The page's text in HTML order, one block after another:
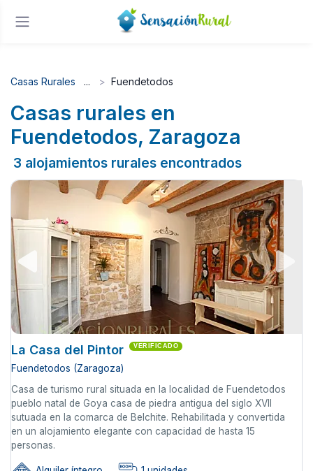
Casas Rurales Fuendetodos
Casas rurales en
Fuendetodos, Zaragoza
3 alojamientos rurales encontrados
La Casa del Pintor VERIFICADO
Fuendetodos (Zaragoza)
Casa de turismo rural situada en la localidad de Fuendetodos
pueblo natal de Goya casa de piedra antigua del siglo XVII
sutuada en la comarca de Belchite. Rehabilitada y convertida
en un alojamiento elegante con capacidad de hasta 15
personas.